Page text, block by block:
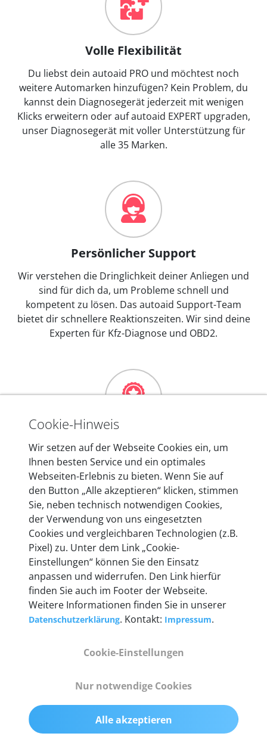
Volle Flexibilität
Du liebst dein autoaid PRO und möchtest noch
weitere Automarken hinzufügen? Kein Problem, du
kannst dein Diagnosegerät jederzeit mit wenigen
Klicks erweitern oder auf autoaid EXPERT upgraden,
unser Diagnosegerät mit voller Unterstützung für
alle 35 Marken.
Persönlicher Support
Wir verstehen die Dringlichkeit deiner Anliegen und
sind für dich da, um Probleme schnell und
kompetent zu lösen. Das autoaid Support-Team
bietet dir schnellere Reaktionszeiten. Wir sind deine
Experten für Kfz-Diagnose und OBD2.
Mehr als 10 Jahre Erfahrung
In den Kfz-Diagnosegeräten von autoaid stecken
mehr als 10 Jahre Erfahrung, und auch in Zukunft
entwickeln wir unsere Produkte am Standort in
Berlin laufend weiter. Auf diese Qualität vertrauen
heute mehr als 60.000 Privatkunden und
Unternehmen.
Technische Details &
Gewicht
Cookie-Hinweis
Wir setzen auf der Webseite Cookies ein, um
Ihnen besten Service und ein optimales
Webseiten-Erlebnis zu bieten. Wenn Sie auf
den Button „Alle akzeptieren“ klicken, stimmen
Sie, neben technisch notwendigen Cookies,
der Verwendung von uns eingesetzten
Cookies und vergleichbaren Technologien (z.B.
Pixel) zu. Unter dem Link „Cookie-
Einstellungen“ können Sie den Einsatz
anpassen und widerrufen. Den Link hierfür
finden Sie auch im Footer der Webseite.
Weitere Informationen finden Sie in unserer
Datenschutzerklärung. Kontakt: Impressum.
Cookie-Einstellungen
Nur notwendige Cookies
Alle akzeptieren